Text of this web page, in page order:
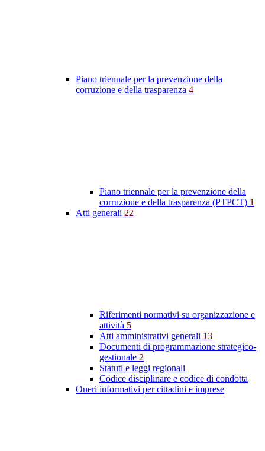
Piano triennale per la prevenzione della
corruzione e della trasparenza 4
Piano triennale per la prevenzione della
corruzione e della trasparenza (PTPCT) 1
Atti generali 22
Riferimenti normativi su organizzazione e
attività 5
Atti amministrativi generali 13
Documenti di programmazione strategico-
gestionale 2
Statuti e leggi regionali
Codice disciplinare e codice di condotta
Oneri informativi per cittadini e imprese